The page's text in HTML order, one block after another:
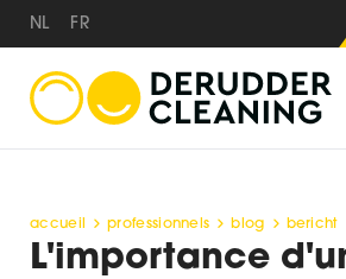
NL FR
accueil professionnels blog bericht
L'importance